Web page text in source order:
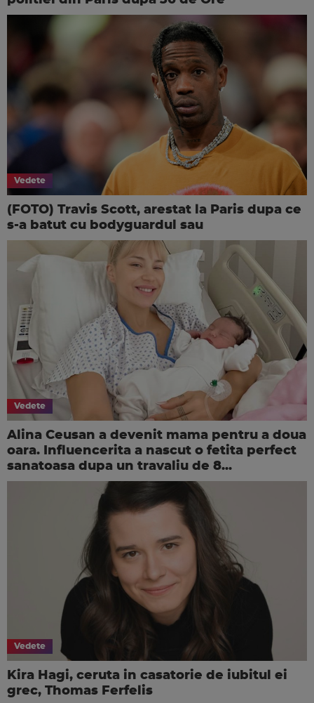
Vedete
(FOTO) Travis Scott, arestat la Paris dupa ce
s-a batut cu bodyguardul sau
Vedete
Alina Ceusan a devenit mama pentru a doua
oara. Influencerita a nascut o fetita perfect
sanatoasa dupa un travaliu de 8...
Vedete
Kira Hagi, ceruta in casatorie de iubitul ei
grec, Thomas Ferfelis